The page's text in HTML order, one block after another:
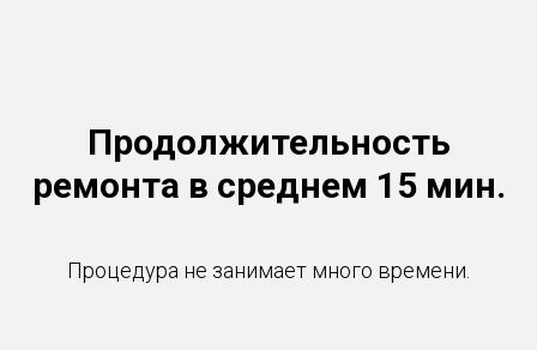
Продолжительность
ремонта в среднем 15 мин.
Процедура не занимает много времени.